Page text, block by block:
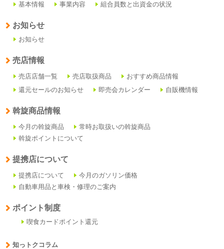
基本情報 事業内容 組合員数と出資金の状況
お知らせ
お知らせ
売店情報
売店店舗一覧 売店取扱商品
おすすめ商品情報
還元セールのお知らせ
即売会カレンダー 自販機情報
斡旋商品情報
今月の斡旋商品
常時お取扱いの斡旋商品
斡旋ポイントについて
提携店について
提携店について
今月のガソリン価格
自動車用品と車検・修理のご案内
ポイント制度
喫食カードポイント還元
知っトクコラム